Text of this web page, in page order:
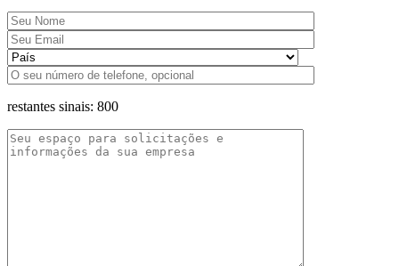
restantes sinais: 800